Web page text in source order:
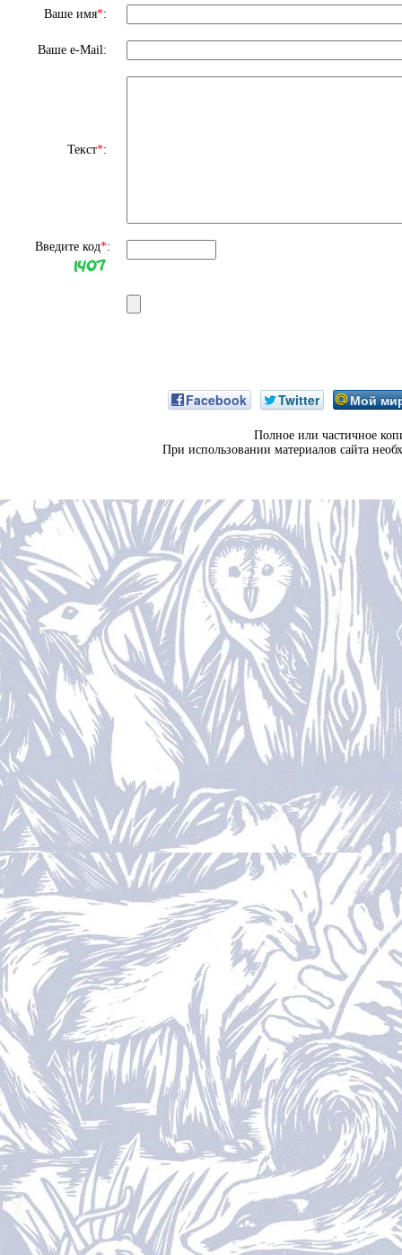
Ваше имя*:
Ваше e-Mail:
Текст*:
Введите код*:
Facebook Twitter Мой
Полное или частичное
При использовании материалов сайта